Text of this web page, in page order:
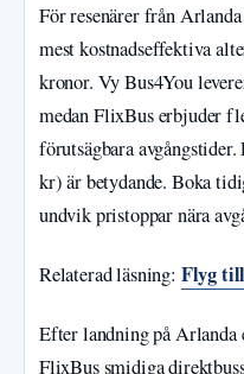
För resenärer från
mest kostnadseffektiva
kronor. Vy Bus4You
medan FlixBus erbjuder
förutsägbara
kr) är betydande. Boka
undvik pristoppar nära
Relaterad läsning: Flyg
Efter landning på Arlanda
FlixBus smidiga